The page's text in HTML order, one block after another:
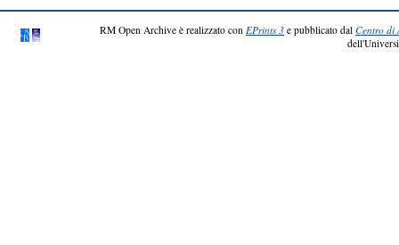
RM Open Archive è realizzato con EPrints 3 e pubblicato dal Centro di